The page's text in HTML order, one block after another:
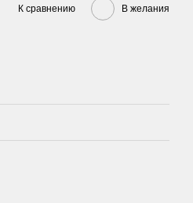
К сравнению В желания